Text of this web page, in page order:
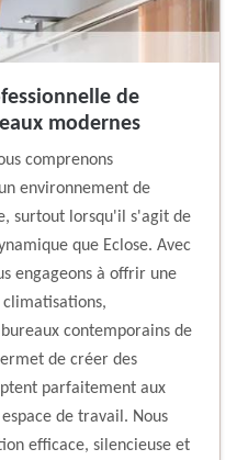
de
modernes
comprenons
environnement de
surtout lorsqu'il s'agit de
que Eclose. Avec
engageons à offrir une
contemporains de
de créer des
parfaitement aux
de travail. Nous
efficace, silencieuse et